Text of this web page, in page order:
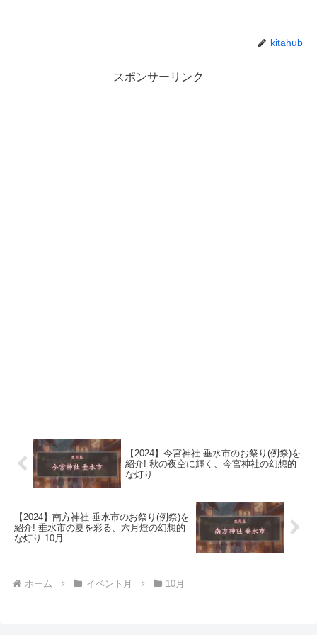
kitahub
スポンサーリンク
【2024】今宮神社 垂水市のお祭り(例祭)を
紹介! 秋の夜空に輝く、今宮神社の幻想的
な灯り
【2024】南方神社 垂水市のお祭り(例祭)を
紹介! 垂水市の夏を彩る、六月燈の幻想的
な灯り 10月
ホーム イベント月 10月